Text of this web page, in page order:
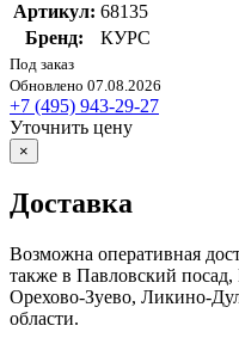
Артикул: 68135
Бренд:
КУРС
Под заказ
Обновлено 07.08.2026
+7 (495) 943-29-27
Уточнить цену
×
Доставка
Возможна оперативная
также в Павловский
Орехово-Зуево, Ликино-
области.